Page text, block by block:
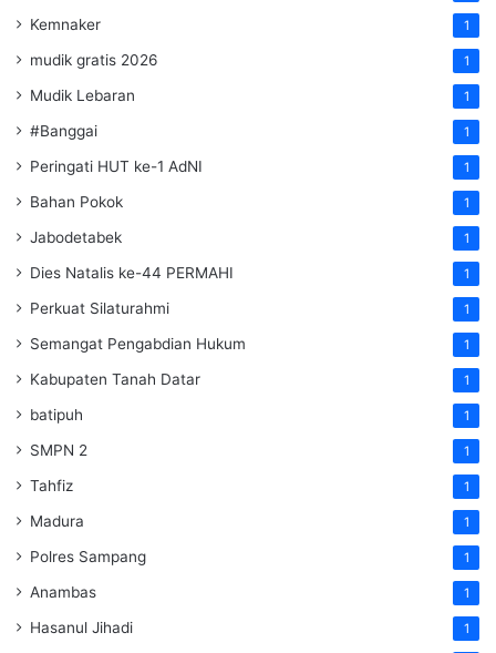
Kemnaker 1
mudik gratis 2026 1
Mudik Lebaran 1
#Banggai 1
Peringati HUT ke-1 AdNI 1
Bahan Pokok 1
Jabodetabek 1
Dies Natalis ke-44 PERMAHI 1
Perkuat Silaturahmi 1
Semangat Pengabdian Hukum 1
Kabupaten Tanah Datar 1
batipuh 1
SMPN 2 1
Tahfiz 1
Madura 1
Polres Sampang 1
Anambas 1
Hasanul Jihadi 1